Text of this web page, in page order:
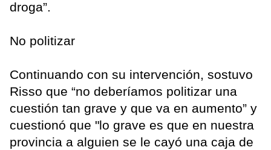
droga”.
No politizar
Continuando con su intervención, sostuvo
Risso que “no deberíamos politizar una
cuestión tan grave y que va en aumento” y
cuestionó que "lo grave es que en nuestra
provincia a alguien se le cayó una caja de